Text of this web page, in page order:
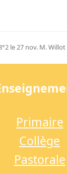
le 27 nov. M. Willot
Primaire
Collège
Pastorale